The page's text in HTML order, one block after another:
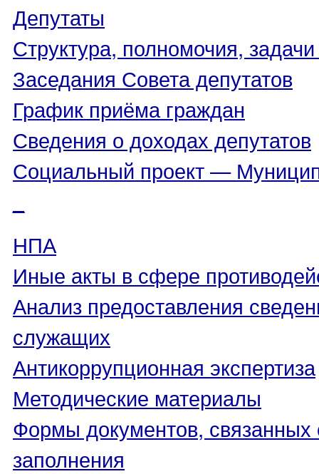
Депутаты
Структура, полномочия,
Заседания Совета депутатов
График приёма граждан
Сведения о доходах депутатов
Социальный проект —
НПА
Иные акты в сфере
Анализ предоставления
служащих
Антикоррупционная экспертиза
Методические материалы
Формы документов, связанных
заполнения